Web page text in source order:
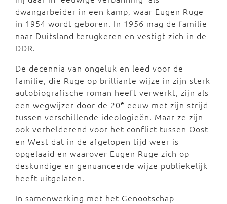
dwangarbeider in een kamp, waar Eugen Ruge
in 1954 wordt geboren. In 1956 mag de familie
naar Duitsland terugkeren en vestigt zich in de
DDR.
De decennia van ongeluk en leed voor de
familie, die Ruge op brilliante wijze in zijn sterk
autobiografische roman heeft verwerkt, zijn als
een wegwijzer door de 20e eeuw met zijn strijd
tussen verschillende ideologieën. Maar ze zijn
ook verhelderend voor het conflict tussen Oost
en West dat in de afgelopen tijd weer is
opgelaaid en waarover Eugen Ruge zich op
deskundige en genuanceerde wijze publiekelijk
heeft uitgelaten.
In samenwerking met het Genootschap